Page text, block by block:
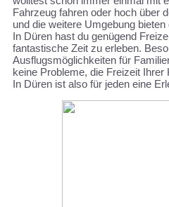
Fahrzeug fahren oder hoch über
und die weitere Umgebung
In Düren hast du genügend
fantastische Zeit zu erleben.
Ausflugsmöglichkeiten für
keine Probleme, die Freizeit Ihrer
In Düren ist also für jeden eine